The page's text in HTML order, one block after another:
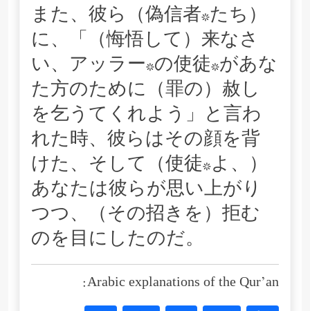
また、彼ら（偽信者*たち）
に、「（悔悟して）来なさ
い、アッラー*の使徒*があな
た方のために（罪の）赦し
を乞うてくれよう」と言わ
れた時、彼らはその顔を背
けた、そして（使徒*よ、）
あなたは彼らが思い上がり
つつ、（その招きを）拒む
のを目にしたのだ。
Arabic explanations of the Qur’an: